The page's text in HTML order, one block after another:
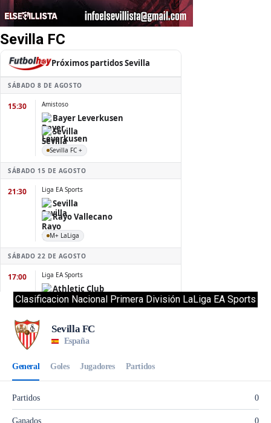
Sevilla FC
Clasificacion Nacional Primera División LaLiga EA Sports